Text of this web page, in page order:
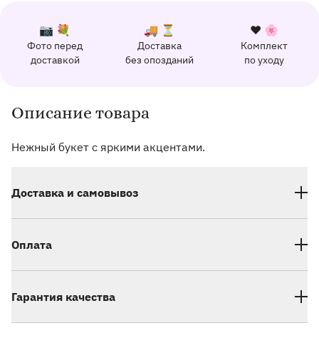
Почему выбирают Флорео
К каждому заказу прилагается:
Фото перед
доставкой
📷 💐
Доставка
без опозданий
🚚 ⏳
Комплект
по уходу
❤️ 🌸
Качественный сервис
162 отзыва с оценкой 5.0 ⭐
Информация о товаре и оказываемых услугах
Описание товара
Нежный букет с яркими акцентами.
Доставка и самовывоз
Оплата
Гарантия качества